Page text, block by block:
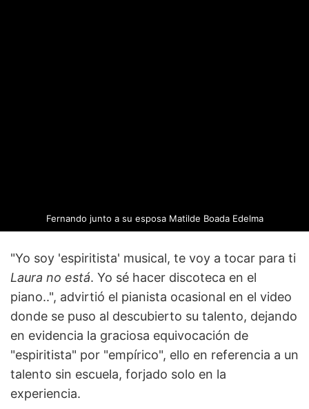
Fernando junto a su esposa Matilde Boada Edelma
"Yo soy 'espiritista' musical, te voy a tocar para ti
Laura no está. Yo sé hacer discoteca en el
piano..", advirtió el pianista ocasional en el video
donde se puso al descubierto su talento, dejando
en evidencia la graciosa equivocación de
"espiritista" por "empírico", ello en referencia a un
talento sin escuela, forjado solo en la
experiencia.